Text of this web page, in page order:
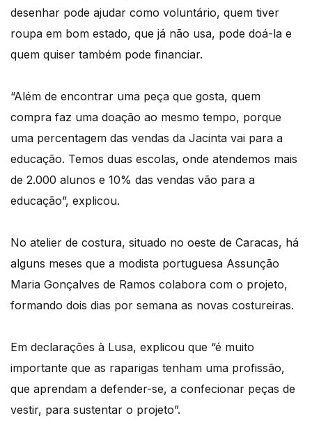
desenhar pode ajudar como voluntário, quem tiver
roupa em bom estado, que já não usa, pode doá-la e
quem quiser também pode financiar.
“Além de encontrar uma peça que gosta, quem
compra faz uma doação ao mesmo tempo, porque
uma percentagem das vendas da Jacinta vai para a
educação. Temos duas escolas, onde atendemos mais
de 2.000 alunos e 10% das vendas vão para a
educação”, explicou.
No atelier de costura, situado no oeste de Caracas, há
alguns meses que a modista portuguesa Assunção
Maria Gonçalves de Ramos colabora com o projeto,
formando dois dias por semana as novas costureiras.
Em declarações à Lusa, explicou que “é muito
importante que as raparigas tenham uma profissão,
que aprendam a defender-se, a confecionar peças de
vestir, para sustentar o projeto”.